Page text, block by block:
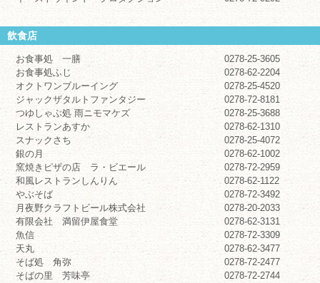
飲食店
お食事処 一膳
0278-25-3605
お食事処ふじ
0278-62-2204
オクトワンブルーイング
0278-25-4520
ジャックザタルトファンタジー
0278-72-8181
つゆしゃぶ処 雨ニモマケズ
0278-25-3688
レストランあすか
0278-62-1310
スナックさち
0278-25-4072
銀の月
0278-62-1002
窯焼きピザの店 ラ・ビエール
0278-72-2959
和風レストランしんりん
0278-62-1122
やぶそば
0278-72-3492
月夜野クラフトビール株式会社
0278-20-2033
有限会社 満留伊屋食堂
0278-62-3131
魚信
0278-72-3309
天丸
0278-62-3477
そば処 角弥
0278-72-2477
そばの里 芳味亭
0278-72-2744